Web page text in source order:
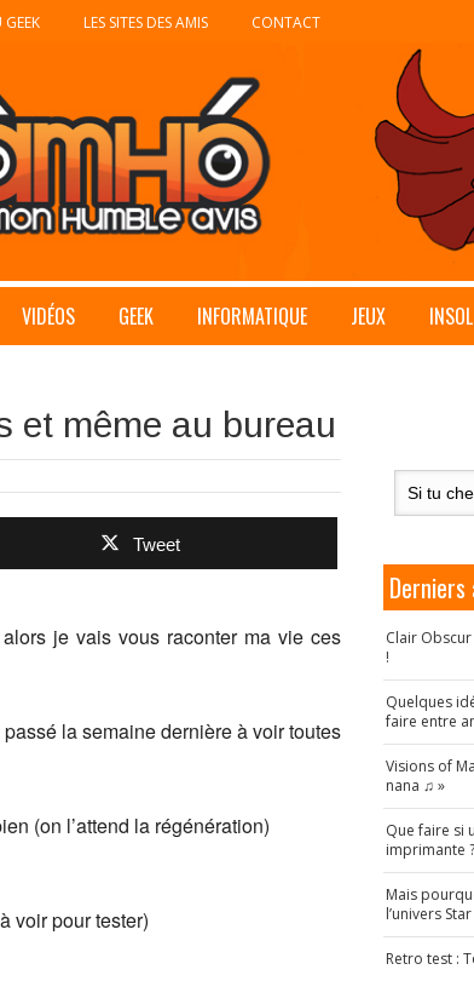
LES SITES DES AMIS CONTACT
VIDÉOS GEEK INFORMATIQUE JEUX
et même au bureau
Tweet
je vais vous raconter ma vie ces
la semaine dernière à voir toutes
(on l’attend la régénération)
voir pour tester)
Clair
!
Quelques
faire entre
Visions of
nana ♫ »
Que faire si
imprimante ?
Mais
l’univers
Retro test :